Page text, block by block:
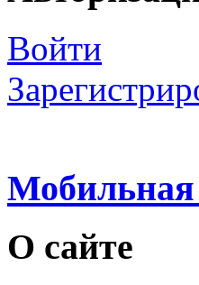
Войти
Мобильная
О сайте